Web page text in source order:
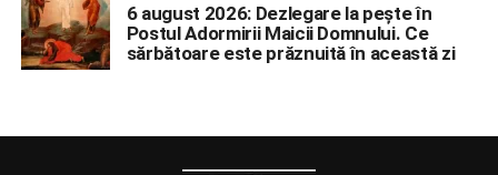
6 august 2026: Dezlegare la pește în
Postul Adormirii Maicii Domnului. Ce
sărbătoare este prăznuită în această zi